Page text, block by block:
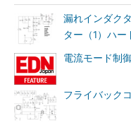
漏れインダク
ター（1）ハ
電流モード制
フライバック